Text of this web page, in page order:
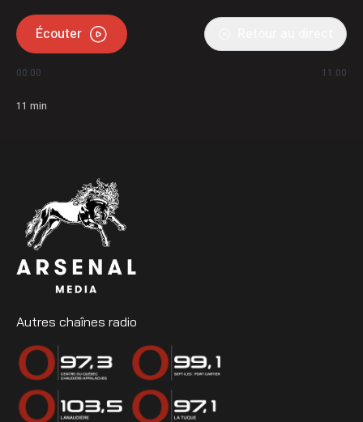
Écouter
00:00 11:00
11 min
Autres chaînes radio